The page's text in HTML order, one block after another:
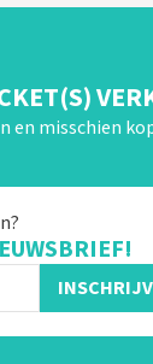
en misschien